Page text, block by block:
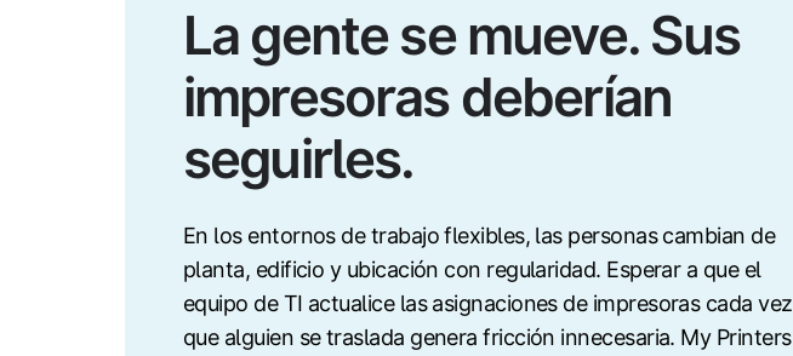
La gente se mueve. Sus
impresoras deberían
seguirles.
En los entornos de trabajo flexibles, las personas cambian de
planta, edificio y ubicación con regularidad. Esperar a que el
equipo de TI actualice las asignaciones de impresoras cada vez
que alguien se traslada genera fricción innecesaria. My Printers